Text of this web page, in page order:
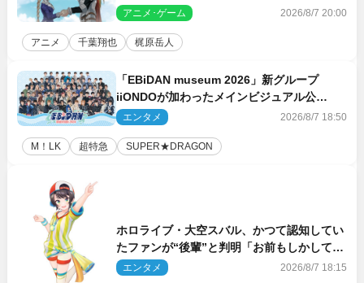
表アニメ･ゲーム 2026/8/7 20:00
アニメ 千葉翔也 梶原岳人
「EBiDAN museum 2026」新グループ
iiONDOが加わったメインビジュアル公
開！ 開催記念グッズラインナップも
エンタメ 2026/8/7 18:50
M！LK 超特急 SUPER★DRAGON
ホロライブ・大空スバル、かつて認知してい
たファンが“後輩”と判明「お前もしかしてあ
のときの？」
エンタメ 2026/8/7 18:15